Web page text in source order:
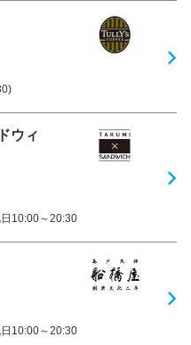
ウィ
10:00～20:30
10:00～20:30